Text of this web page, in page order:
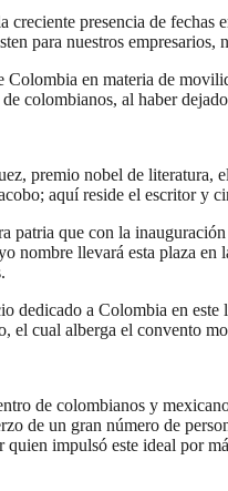
presencia de fechas
para nuestros
en materia de
colombianos, al haber
premio nobel de
aquí reside el escritor y
patria que con la
nombre llevará esta plaza
dedicado a Colombia en
el cual alberga el convento
de colombianos y
de un gran número de
impulsó este ideal por